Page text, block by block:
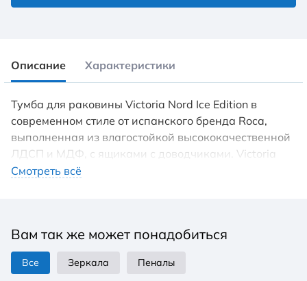
Описание Характеристики
Тумба для раковины Victoria Nord Ice Edition в
современном стиле от испанского бренда Roca,
выполненная из влагостойкой высококачественной
ЛДСП и МДФ, с ящиками с доводчиками. Victoria
Nord Ice Edition – коллекция от испанского бренда
Victoria Nord Ice Edition идеально подойдет для
контрастного цветового решения ванной комнаты.
Врезная ручка обеспечивает легкость открывания и
Смотреть всё
Вам так же может понадобиться
Все Зеркала Пеналы